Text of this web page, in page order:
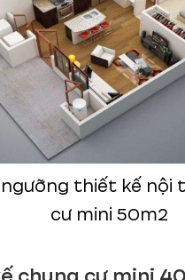
thiết kế nội
cư mini 50m2